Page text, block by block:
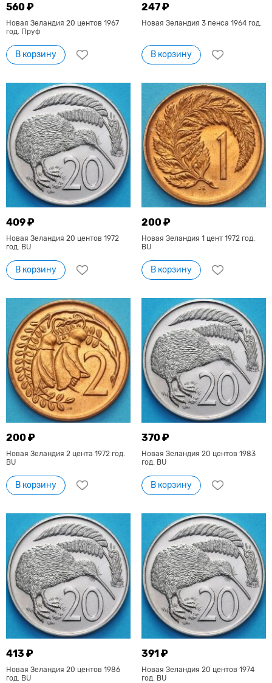
560 ₽
Новая Зеландия 20 центов 1967
год. Пруф
В корзину
247 ₽
Новая Зеландия 3 пенса 1964 год.
В корзину
409 ₽
Новая Зеландия 20 центов 1972
год. BU
В корзину
200 ₽
Новая Зеландия 1 цент 1972 год.
BU
В корзину
200 ₽
Новая Зеландия 2 цента 1972 год.
BU
В корзину
370 ₽
Новая Зеландия 20 центов 1983
год. BU
В корзину
413 ₽
Новая Зеландия 20 центов 1986
год. BU
391 ₽
Новая Зеландия 20 центов 1974
год. BU